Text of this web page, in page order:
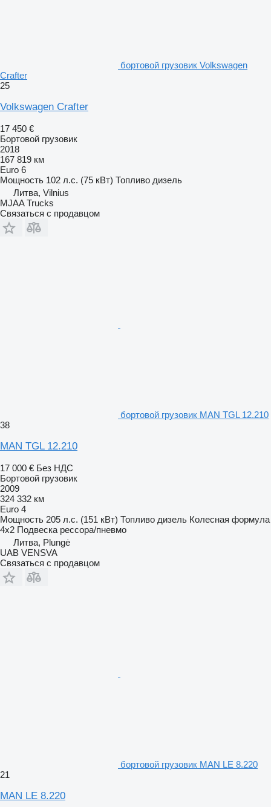
бортовой грузовик Volkswagen
Crafter
25
Volkswagen Crafter
17 450 €
Бортовой грузовик
2018
167 819 км
Euro 6
Мощность 102 л.с. (75 кВт) Топливо дизель
Литва, Vilnius
MJAA Trucks
Связаться с продавцом
бортовой грузовик MAN TGL 12.210
38
MAN TGL 12.210
17 000 € Без НДС
Бортовой грузовик
2009
324 332 км
Euro 4
Мощность 205 л.с. (151 кВт) Топливо дизель Колесная формула
4x2 Подвеска рессора/пневмо
Литва, Plungė
UAB VENSVA
Связаться с продавцом
бортовой грузовик MAN LE 8.220
21
MAN LE 8.220